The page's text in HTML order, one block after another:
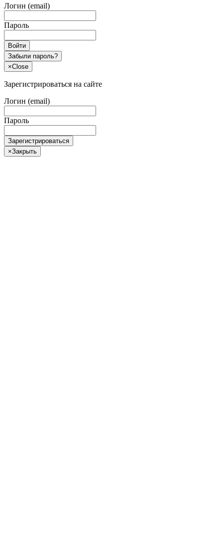
Логин (email)
Пароль
Войти
Забыли пароль?
×Close
Зарегистрироваться на сайте
Логин (email)
Пароль
Зарегистрироваться
×Закрыть